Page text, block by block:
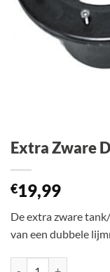
Extra Zware
€19,99
De extra zware
van een dubbele